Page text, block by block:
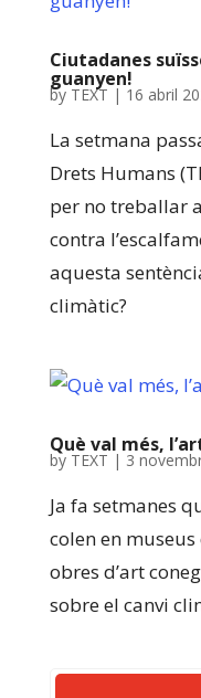
Ciutadanes
guanyen!
by TEXT | 16 abril
La setmana
Drets Humans
per no treballar
contra
aquesta
climàtic?
Què val més,
by TEXT | 3
Ja fa setmanes
colen en
obres d’art
sobre el canvi